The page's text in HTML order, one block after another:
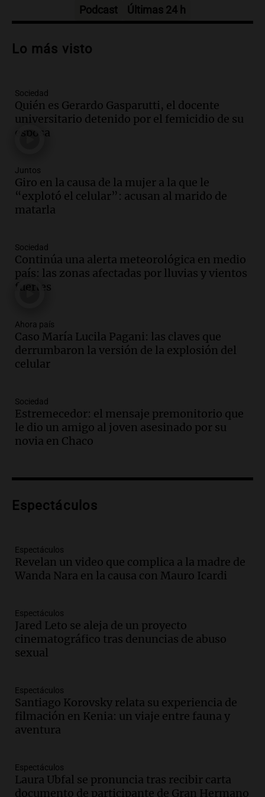
Audio.Carolina Losada: "Faltó que el
ley de propiedad privada
Audio.
en Rosario contra la ley de Propiedad
Privada.
Viva la Radio Rosario
Audio.
la ley de Propiedad Privada debatida en
el Senado.
Viva la Radio Rosario
por la Ley de Tierras: "Construyeron un
relato mentiroso"
Informados al regreso
Episodios
gran expo, con concurso de panificados
y actividades destacadas
Panorama Federal
Episodios
violó libertad condicional al ir al
Mundial de Atlanta
Panorama Federal
Episodios
programa de movilidad sustentable
Episodios
tras condiciones invernales
Panorama Federal
Episodios
distraídos: ¿Qué pasa con un niño
cuando el padre mira mucho el teléfono?
Educar entre todos
Episodios
edificios icónicos
Panorama Federal
Episodios
Audio.
controvertidos
Panorama Federal
Episodios
Podcast Últimas 24 h
Lo más visto
Sociedad
Quién es Gerardo Gasparutti, el docente
universitario detenido por el femicidio de su
esposa
Juntos
Giro en la causa de la mujer a la que le
“explotó el celular”: acusan al marido de
matarla
Sociedad
Continúa una alerta meteorológica en medio
país: las zonas afectadas por lluvias y vientos
fuertes
Ahora país
Caso María Lucila Pagani: las claves que
derrumbaron la versión de la explosión del
celular
Sociedad
Estremecedor: el mensaje premonitorio que
le dio un amigo al joven asesinado por su
novia en Chaco
Espectáculos
Espectáculos
Revelan un video que complica a la madre de
Wanda Nara en la causa con Mauro Icardi
Espectáculos
Jared Leto se aleja de un proyecto
cinematográfico tras denuncias de abuso
sexual
Espectáculos
Santiago Korovsky relata su experiencia de
filmación en Kenia: un viaje entre fauna y
aventura
Espectáculos
Laura Ubfal se pronuncia tras recibir carta
documento de participante de Gran Hermano